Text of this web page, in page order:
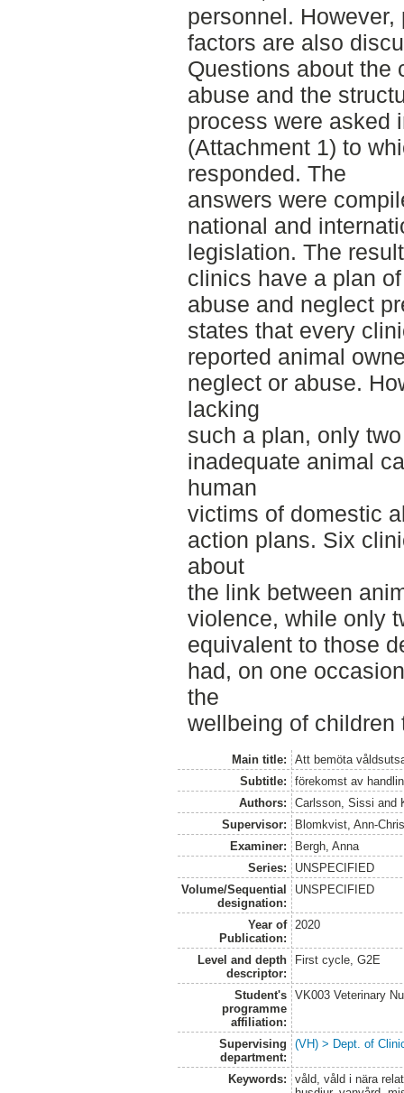
personnel.
factors are also
Questions about the
abuse and the
process were asked
(Attachment 1) to
responded. The
answers were
national and
legislation. The
clinics have a plan
abuse and neglect
states that every
reported animal
neglect or abuse.
lacking
such a plan, only
inadequate animal
human
victims of domestic
action plans. Six
about
the link between
violence, while only
equivalent to those
had, on one
the
wellbeing of children
Main title:
Att bemöta
Subtitle:
förekomst av
Authors:
Carlsson, Sissi and
Supervisor:
Blomkvist, Ann-
Examiner:
Bergh, Anna
Series:
UNSPECIFIED
Volume/Sequential
designation:
UNSPECIFIED
Year of
Publication:
2020
Level and depth
descriptor:
First cycle, G2E
Student's
programme
affiliation:
VK003 Veterinary
Supervising
department:
(VH) > Dept. of
Keywords:
våld, våld i nära